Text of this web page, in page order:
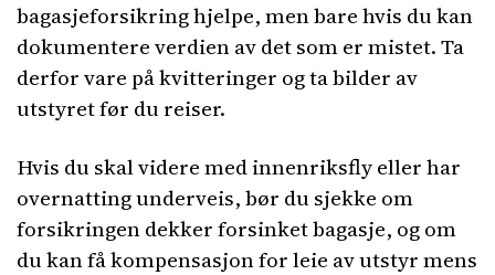
bagasjeforsikring hjelpe, men bare hvis du kan
dokumentere verdien av det som er mistet. Ta
derfor vare på kvitteringer og ta bilder av
utstyret før du reiser.
Hvis du skal videre med innenriksfly eller har
overnatting underveis, bør du sjekke om
forsikringen dekker forsinket bagasje, og om
du kan få kompensasjon for leie av utstyr mens